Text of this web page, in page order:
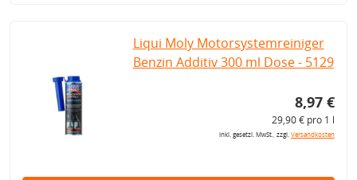
Liqui Moly Motorsystemreiniger
Benzin Additiv 300 ml Dose - 5129
8,97 €
29,90 € pro 1 l
inkl. gesetzl. MwSt., zzgl.Versandkosten